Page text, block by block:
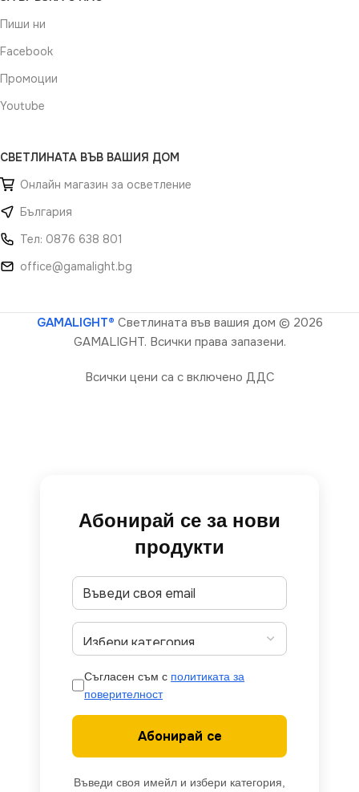
Пиши ни
Facebook
Промоции
Youtube
СВЕТЛИНАТА ВЪВ ВАШИЯ ДОМ
Онлайн магазин за осветление
България
Тел: 0876 638 801
office@gamalight.bg
GAMALIGHT® Светлината във вашия дом © 2026
GAMALIGHT. Всички права запазени.
Всички цени са с включено ДДС
Абонирай се за нови
продукти
Съгласен съм с политиката за
поверителност
Абонирай се
Въведи своя имейл и избери категория,